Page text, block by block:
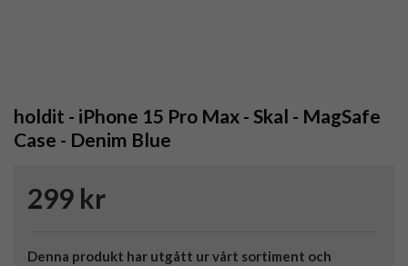
holdit - iPhone 15 Pro Max - Skal - MagSafe
Case - Denim Blue
299 kr
Denna produkt har utgått ur vårt sortiment och